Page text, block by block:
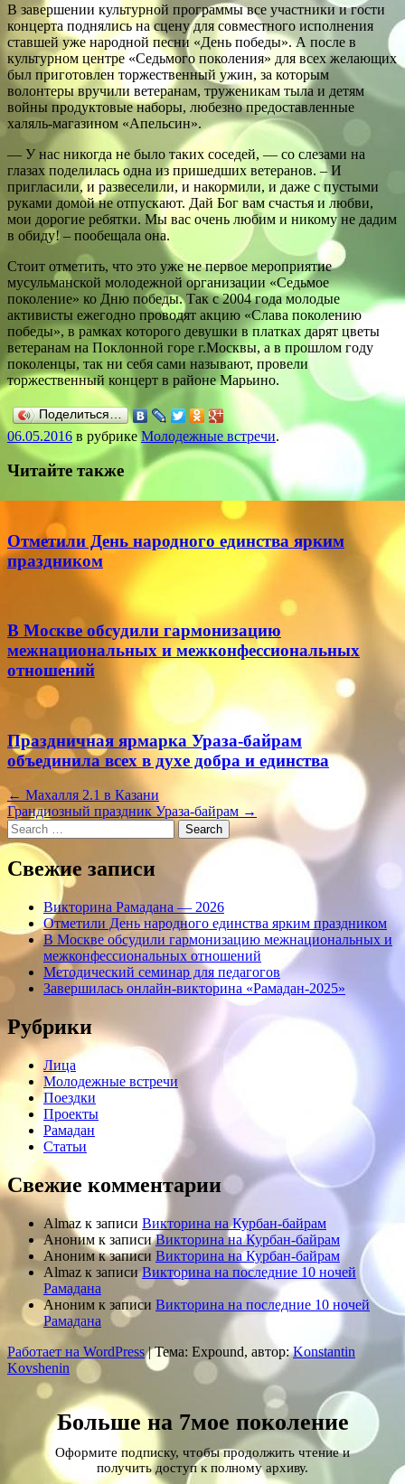
В завершении культурной программы все участники и гости
концерта поднялись на сцену для совместного исполнения
ставшей уже народной песни «День победы». А после в
культурном центре «Седьмого поколения» для всех желающих
был приготовлен торжественный ужин, за которым
волонтеры вручили ветеранам, труженикам тыла и детям
войны продуктовые наборы, любезно предоставленные
халяль-магазином «Апельсин».
— У нас никогда не было таких соседей, — со слезами на
глазах поделилась одна из пришедших ветеранов. – И
пригласили, и развеселили, и накормили, и даже с пустыми
руками домой не отпускают. Дай Бог вам счастья и любви,
мои дорогие ребятки. Мы вас очень любим и никому не дадим
в обиду! – пообещала она.
Стоит отметить, что это уже не первое мероприятие
мусульманской молодежной организации «Седьмое
поколение» ко Дню победы. Так с 2004 года молодые
активисты ежегодно проводят акцию «Слава поколению
победы», в рамках которого девушки в платках дарят цветы
ветеранам на Поклонной горе г.Москвы, а в прошлом году
поколенцы, так ни себя сами называют, провели
торжественный концерт в районе Марьино.
Поделиться…
06.05.2016 в рубрикеМолодежные встречи.
Читайте также
Отметили День народного единства ярким
праздником
В Москве обсудили гармонизацию
межнациональных и межконфессиональных
отношений
Праздничная ярмарка Ураза-байрам
объединила всех в духе добра и единства
Навигация
← Махалля 2.1 в Казани
Грандиозный праздник Ураза-байрам →
Search
Свежие записи
Викторина Рамадана — 2026
Отметили День народного единства ярким праздником
В Москве обсудили гармонизацию межнациональных и
межконфессиональных отношений
Методический семинар для педагогов
Завершилась онлайн-викторина «Рамадан-2025»
Рубрики
Лица
Молодежные встречи
Поездки
Проекты
Рамадан
Статьи
Свежие комментарии
Almaz к записи Викторина на Курбан-байрам
Аноним к записиВикторина на Курбан-байрам
Анонимк записи Викторина на Курбан-байрам
Almaz к записиВикторина на последние 10 ночей
Рамадана
Аноним к записи Викторина на последние 10 ночей
Рамадана
Работает на WordPress|Тема: Expound, автор:Konstantin
Kovshenin
Больше на 7мое поколение
Оформите подписку, чтобы продолжить чтение и
получить доступ к полному архиву.